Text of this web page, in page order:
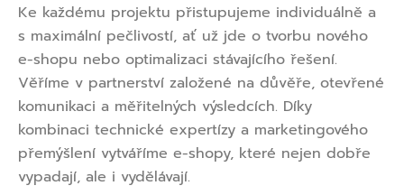
Ke každému projektu přistupujeme individuálně a
s maximální pečlivostí, ať už jde o tvorbu nového
e-shopu nebo optimalizaci stávajícího řešení.
Věříme v partnerství založené na důvěře, otevřené
komunikaci a měřitelných výsledcích. Díky
kombinaci technické expertízy a marketingového
přemýšlení vytváříme e-shopy, které nejen dobře
vypadají, ale i vydělávají.